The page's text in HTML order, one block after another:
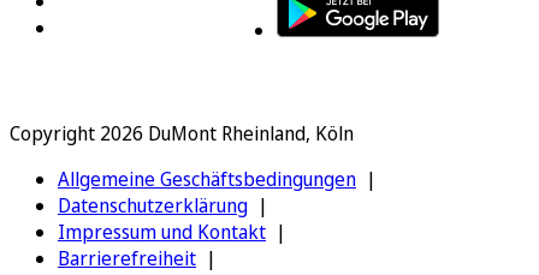
Copyright 2026 DuMont Rheinland, Köln
Allgemeine Geschäftsbedingungen
Datenschutzerklärung
Impressum und Kontakt
Barrierefreiheit